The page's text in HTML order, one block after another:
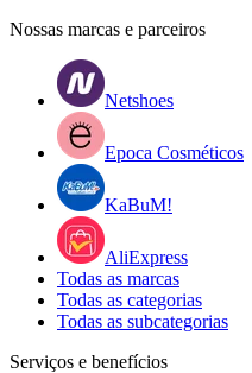
Nossas marcas e parceiros
Netshoes
Epoca Cosméticos
KaBuM!
AliExpress
Todas as marcas
Todas as categorias
Todas as subcategorias
Serviços e benefícios